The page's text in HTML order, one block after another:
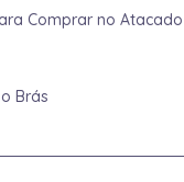
Comprar no Atacado
Brás